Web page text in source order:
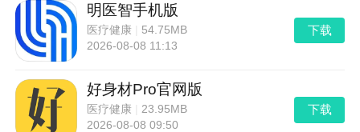
明医智手机版
医疗健康
54.75MB
2026-08-08 11:13
下载
好身材Pro官网版
医疗健康
23.95MB
2026-08-08 09:50
下载